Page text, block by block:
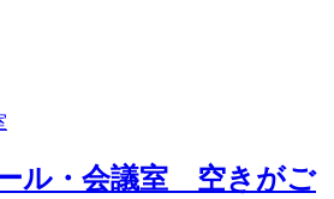
ル・会議室 空きがご